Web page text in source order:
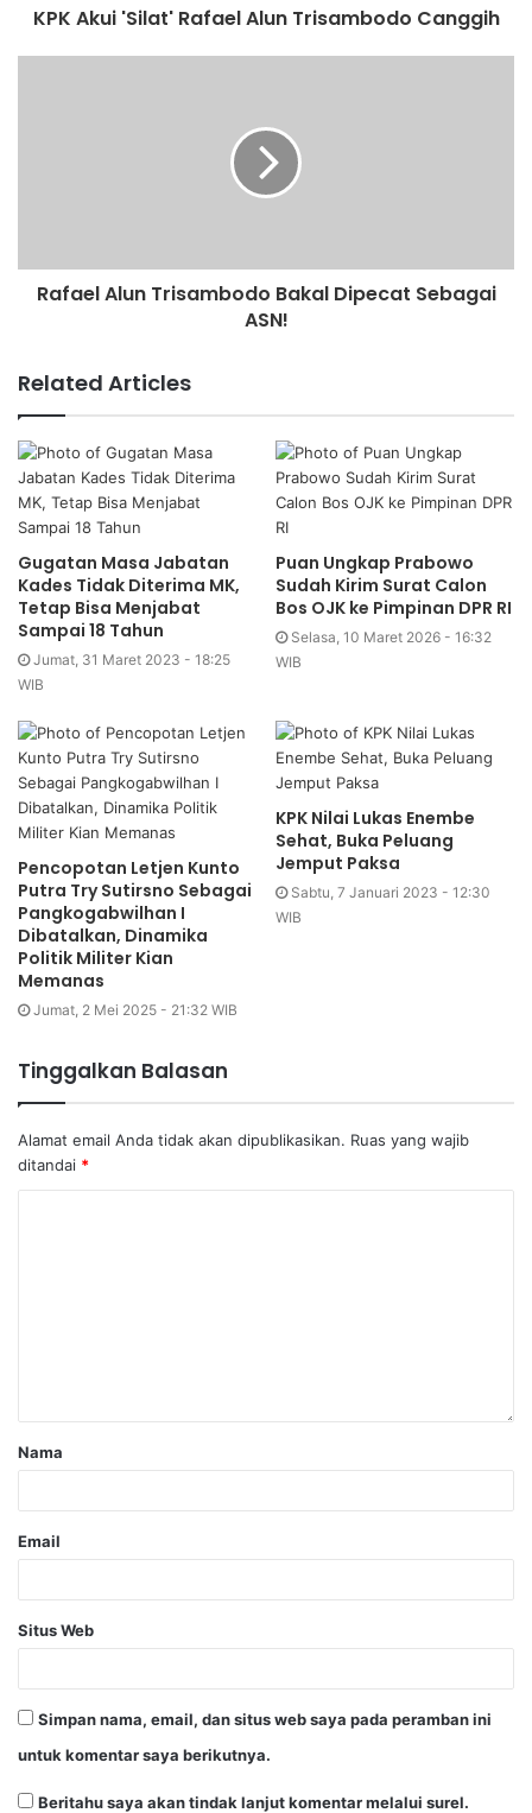
KPK Akui 'Silat' Rafael Alun Trisambodo Canggih
Rafael Alun Trisambodo Bakal Dipecat Sebagai
ASN!
Related Articles
Gugatan Masa Jabatan
Kades Tidak Diterima MK,
Tetap Bisa Menjabat
Sampai 18 Tahun
Jumat, 31 Maret 2023 - 18:25
WIB
Puan Ungkap Prabowo
Sudah Kirim Surat Calon
Bos OJK ke Pimpinan DPR RI
Selasa, 10 Maret 2026 - 16:32
WIB
Pencopotan Letjen Kunto
Putra Try Sutirsno Sebagai
Pangkogabwilhan I
Dibatalkan, Dinamika
Politik Militer Kian
Memanas
Jumat, 2 Mei 2025 - 21:32 WIB
KPK Nilai Lukas Enembe
Sehat, Buka Peluang
Jemput Paksa
Sabtu, 7 Januari 2023 - 12:30
WIB
Tinggalkan Balasan
Alamat email Anda tidak akan dipublikasikan. Ruas yang wajib
ditandai *
Nama
Email
Situs Web
Simpan nama, email, dan situs web saya pada peramban ini
untuk komentar saya berikutnya.
Beritahu saya akan tindak lanjut komentar melalui surel.